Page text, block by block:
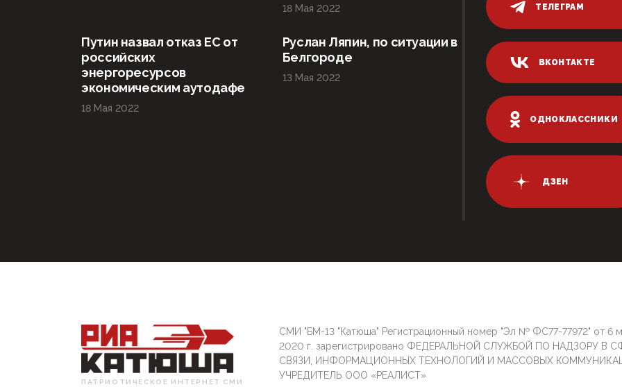
18 Мая 2022
Путин назвал отказ ЕС от
российских
энергоресурсов
экономическим аутодафе
18 Мая 2022
Руслан Ляпин, по ситуации в
Белгороде
13 Мая 2022
ТЕЛЕГРАМ
ВКОНТАКТЕ
ОДНОКЛАССНИКИ
ДЗЕН
ПАТРИОТИЧЕСКОЕ ИНТЕРНЕТ СМИ
СМИ "БМ-13 "Катюша" Регистрационный номер "Эл № ФС77-77972" от 6
2020 г. зарегистрировано ФЕДЕРАЛЬНОЙ СЛУЖБОЙ ПО НАДЗОРУ В
СВЯЗИ, ИНФОРМАЦИОННЫХ ТЕХНОЛОГИЙ И МАССОВЫХ
УЧРЕДИТЕЛЬ ООО «РЕАЛИСТ»